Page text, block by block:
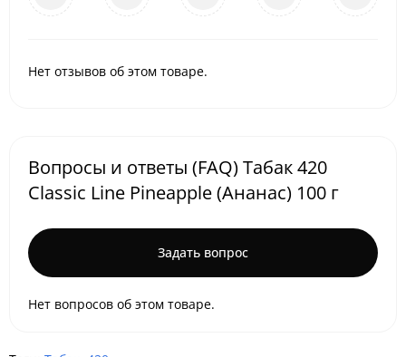
Нет отзывов об этом товаре.
Вопросы и ответы (FAQ) Табак 420
Classic Line Pineapple (Ананас) 100 г
Задать вопрос
Нет вопросов об этом товаре.